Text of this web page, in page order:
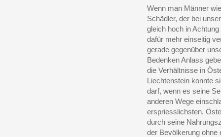
Wenn man Männer
Schädler, der bei
gleich hoch in
dafür mehr einseitig
gerade gegenüber
Bedenken Anlass
die Verhältnisse in
Liechtenstein konnte
darf, wenn es seine
anderen Wege
erspriesslichsten.
durch seine
der Bevölkerung ohne